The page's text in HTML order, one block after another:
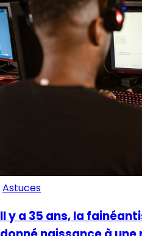
Astuces
Il y a 35 ans, la